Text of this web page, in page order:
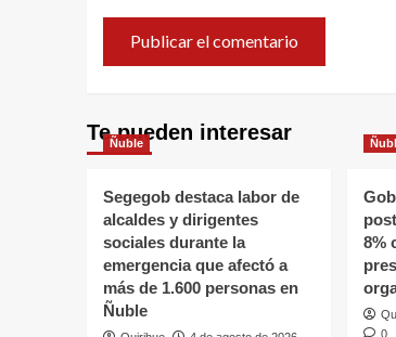
Te pueden interesar
Ñuble
Segegob destaca labor de
alcaldes y dirigentes
sociales durante la
emergencia que afectó a
más de 1.600 personas en
Ñuble
8%
0